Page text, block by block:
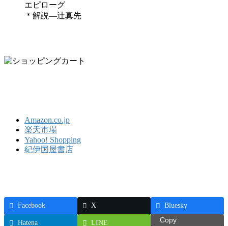
エピローグ
＊解説―辻真先
Amazon.co.jp
楽天市場
Yahoo! Shopping
紀伊国屋書店
Facebook X Bluesky
Hatena LINE Copy